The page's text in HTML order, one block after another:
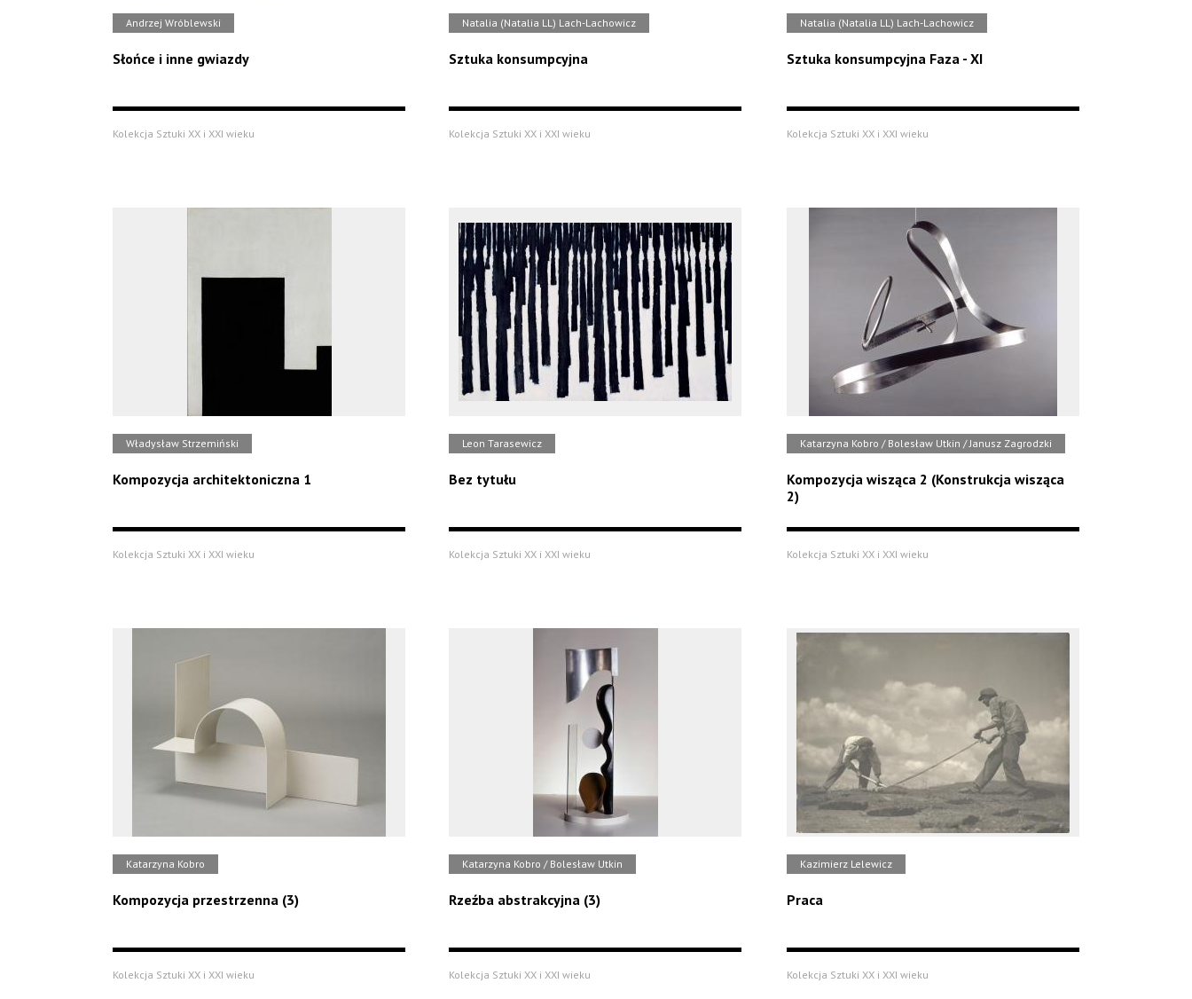
Andrzej Wróblewski
Słońce i inne gwiazdy
Kolekcja Sztuki XX i XXI wieku
Natalia (Natalia LL) Lach-Lachowicz
Sztuka konsumpcyjna
Kolekcja Sztuki XX i XXI wieku
Natalia (Natalia LL) Lach-Lachowicz
Sztuka konsumpcyjna Faza - XI
Kolekcja Sztuki XX i XXI wieku
Władysław Strzemiński
Kompozycja architektoniczna 1
Kolekcja Sztuki XX i XXI wieku
Leon Tarasewicz
Bez tytułu
Kolekcja Sztuki XX i XXI wieku
Katarzyna Kobro / Bolesław Utkin / Janusz Zagrodzki
Kompozycja wisząca 2 (Konstrukcja wisząca
2)
Kolekcja Sztuki XX i XXI wieku
Katarzyna Kobro
Kompozycja przestrzenna (3)
Kolekcja Sztuki XX i XXI wieku
Katarzyna Kobro / Bolesław Utkin
Rzeźba abstrakcyjna (3)
Kolekcja Sztuki XX i XXI wieku
Kazimierz Lelewicz
Praca
Kolekcja Sztuki XX i XXI wieku